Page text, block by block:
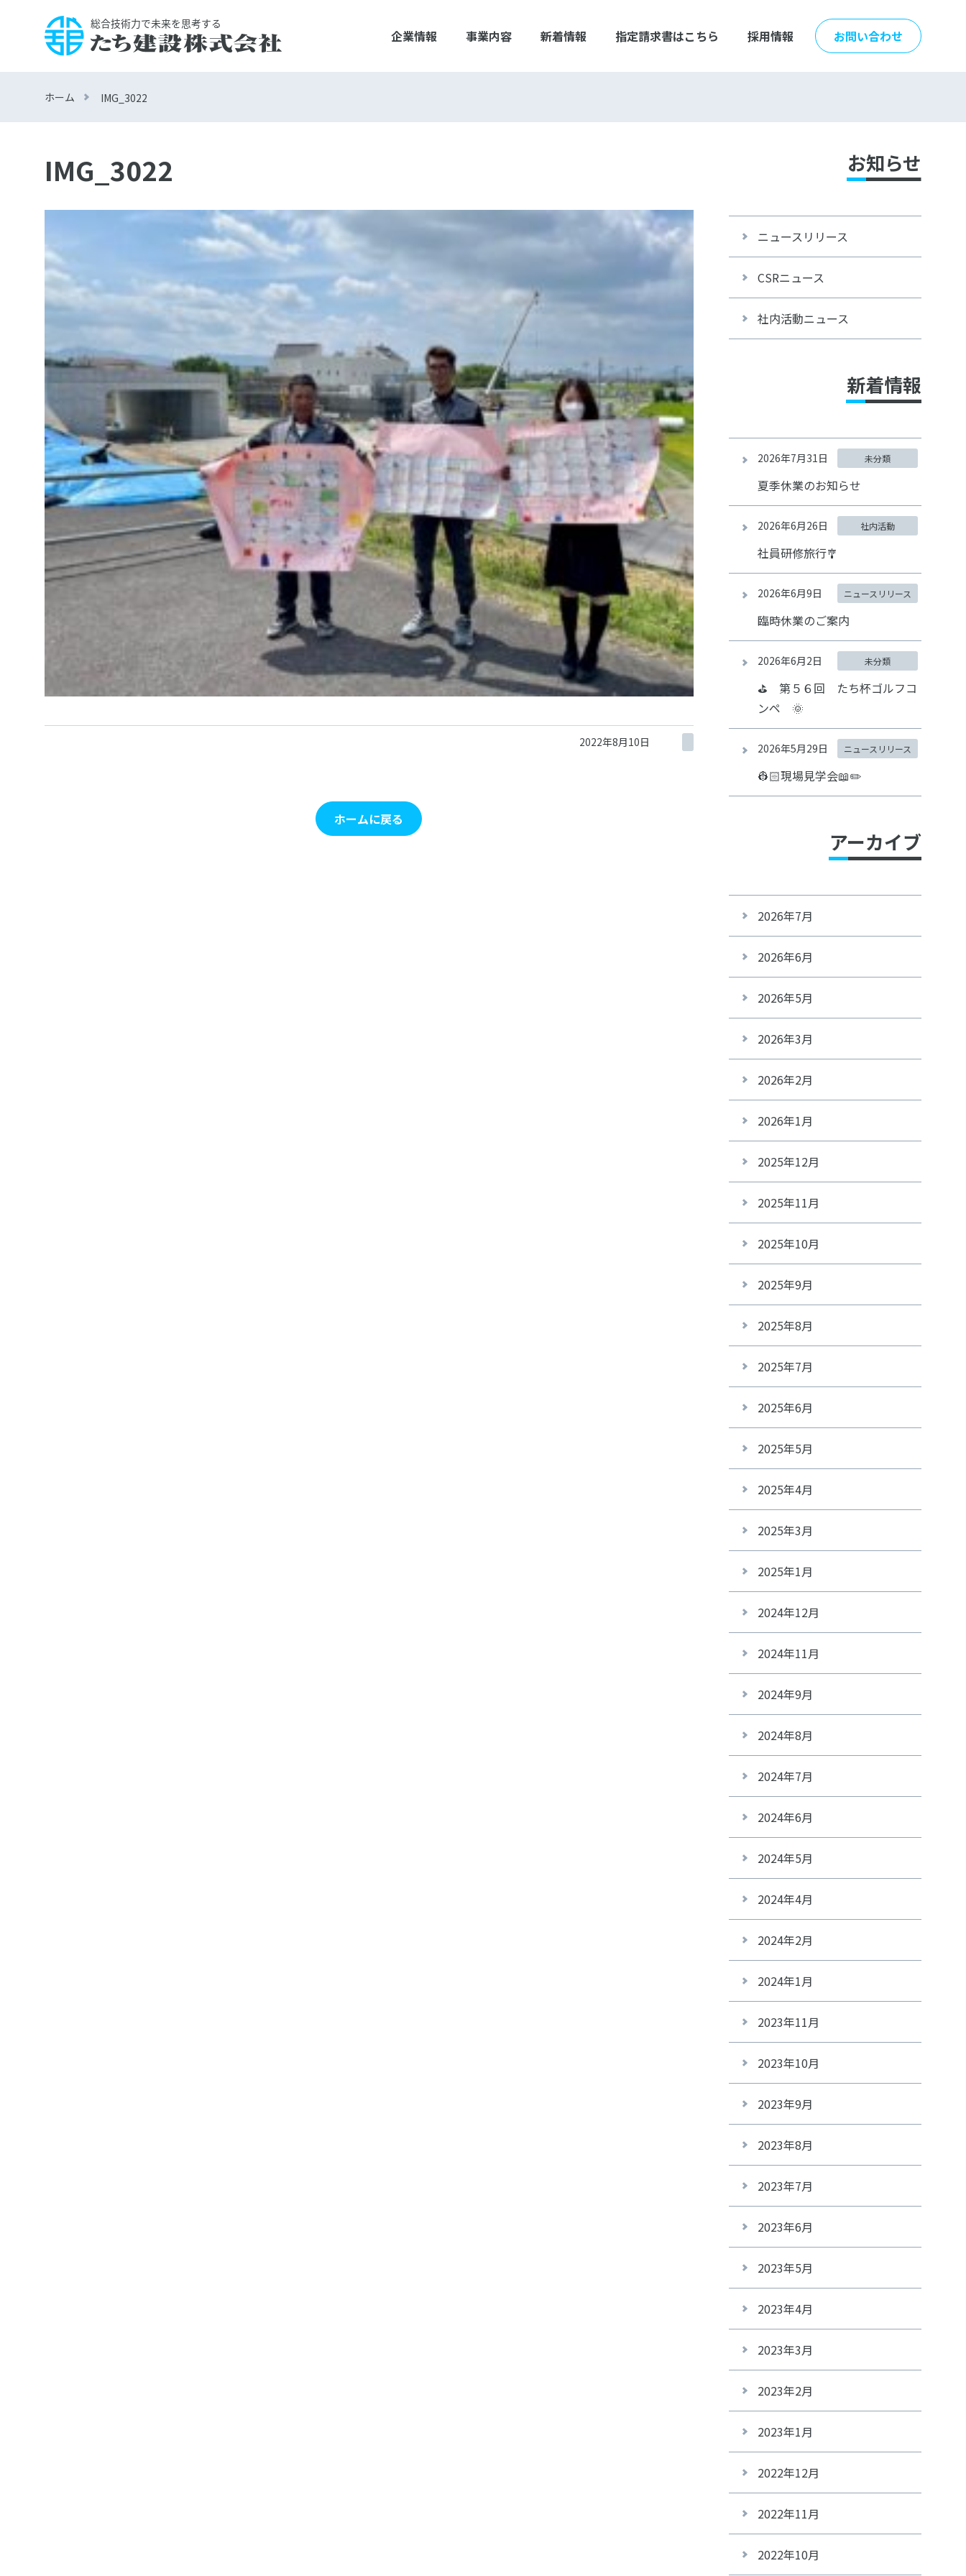
企業情報 事業内容 新着情報 指定請求書はこちら 採用情報 お問い合わせ
ホーム IMG_3022
IMG_3022
2022年8月10日
ホームに戻る
お知らせ
ニュースリリース
CSRニュース
社内活動ニュース
新着情報
2026年7月31日 未分類
夏季休業のお知らせ
2026年6月26日 社内活動
社員研修旅行🎐
2026年6月9日 ニュースリリース
臨時休業のご案内
2026年6月2日 未分類
⛳ 第５６回 たち杯ゴルフコ
ンペ 🌞
2026年5月29日 ニュースリリース
👷🏻現場見学会📖✏️
アーカイブ
2026年7月
2026年6月
2026年5月
2026年3月
2026年2月
2026年1月
2025年12月
2025年11月
2025年10月
2025年9月
2025年8月
2025年7月
2025年6月
2025年5月
2025年4月
2025年3月
2025年1月
2024年12月
2024年11月
2024年9月
2024年8月
2024年7月
2024年6月
2024年5月
2024年4月
2024年2月
2024年1月
2023年11月
2023年10月
2023年9月
2023年8月
2023年7月
2023年6月
2023年5月
2023年4月
2023年3月
2023年2月
2023年1月
2022年12月
2022年11月
2022年10月